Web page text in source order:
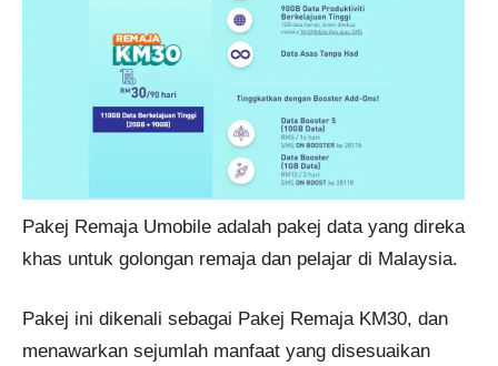
Pakej Remaja Umobile adalah pakej data yang direka
khas untuk golongan remaja dan pelajar di Malaysia.
Pakej ini dikenali sebagai Pakej Remaja KM30, dan
menawarkan sejumlah manfaat yang disesuaikan